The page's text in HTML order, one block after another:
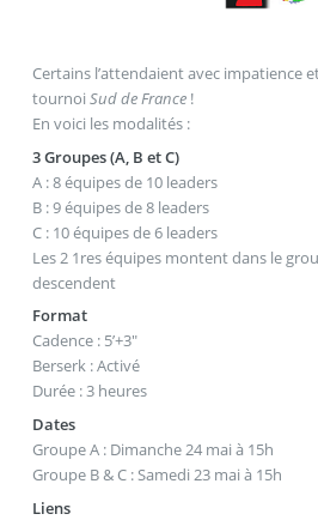
Certains l’attendaient avec impatience
tournoi Sud de France!
En voici les modalités :
3 Groupes (A, B et C)
A : 8 équipes de 10 leaders
B : 9 équipes de 8 leaders
C : 10 équipes de 6 leaders
Les 2 1res équipes montent dans le
descendent
Format
Cadence : 5’+3"
Berserk : Activé
Durée : 3 heures
Dates
Groupe A : Dimanche 24 mai à 15h
Groupe B & C : Samedi 23 mai à 15h
Liens